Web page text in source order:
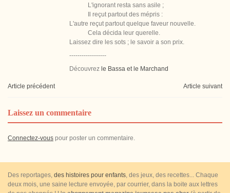
L'ignorant resta sans asile ;
Il reçut partout des mépris :
L'autre reçut partout quelque faveur nouvelle.
Cela décida leur querelle.
Laissez dire les sots ; le savoir a son prix.
------------------
Découvrez le Bassa et le Marchand
Article précédent Article suivant
Laissez un commentaire
Connectez-vous pour poster un commentaire.
Des reportages, des histoires pour enfants, des jeux, des recettes... Chaque
deux mois, une saine lecture envoyée, par courrier, dans la boite aux lettres